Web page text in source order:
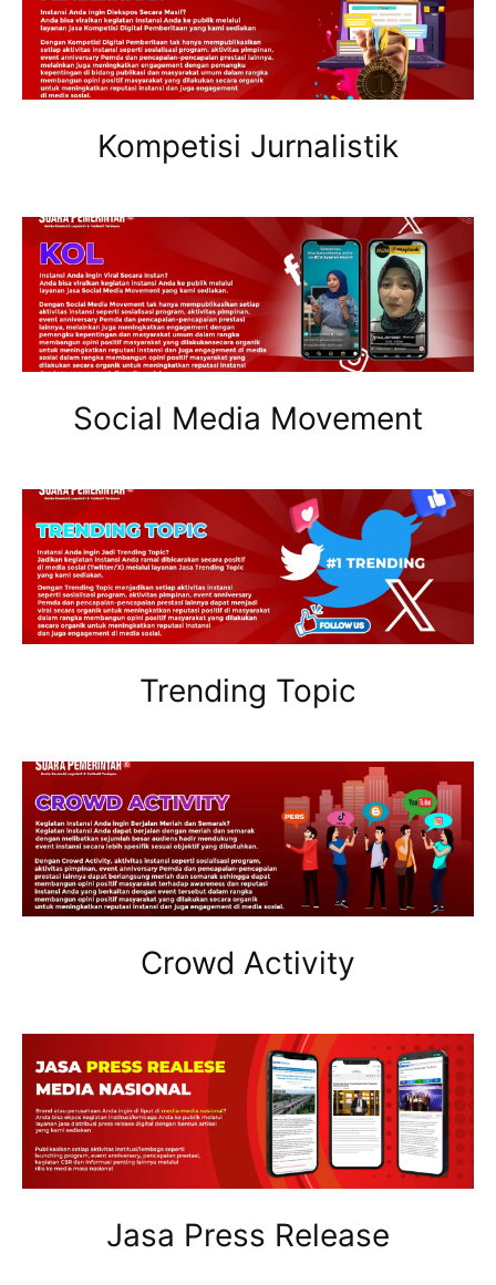
Kompetisi Jurnalistik
Social Media Movement
Trending Topic
Crowd Activity
Jasa Press Release